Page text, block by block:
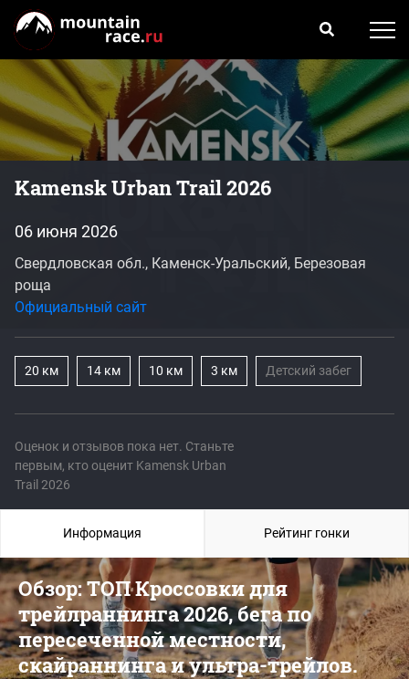
Kamensk Urban Trail 2026
Оценок и отзывов пока нет. Станьте
первым, кто оценит Kamensk Urban
Trail 2026
06 июня 2026
Свердловская обл., Каменск-Уральский, Березовая
роща
Официальный сайт
20 км 14 км 10 км 3 км Детский забег
Обзор: ТОП Кроссовки для
трейлраннинга 2026, бега по
пересеченной местности,
скайраннинга и ультра-трейлов.
Информация Рейтинг гонки